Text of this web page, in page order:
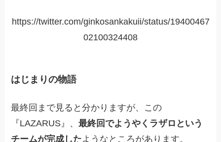
https://twitter.com/ginkosankakuii/status/19400467
02100324408
はじまりの物語
最終回まで見ると分かりますが、この
『LAZARUS』、最終回でようやくラザロという
チームが完成したようなところがあります。